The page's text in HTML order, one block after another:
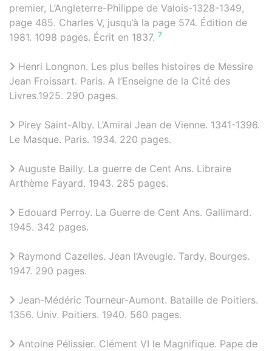
premier, L’Angleterre-Philippe de Valois-1328-1349,
page 485. Charles V, jusqu’à la page 574. Édition de
1981. 1098 pages. Écrit en 1837. 7
Henri Longnon. Les plus belles histoires de Messire
Jean Froissart. Paris. A l’Enseigne de la Cité des
Livres.1925. 290 pages.
Pirey Saint-Alby. L’Amiral Jean de Vienne. 1341-1396.
Le Masque. Paris. 1934. 220 pages.
Auguste Bailly. La guerre de Cent Ans. Libraire
Arthème Fayard. 1943. 285 pages.
Edouard Perroy. La Guerre de Cent Ans. Gallimard.
1945. 342 pages.
Raymond Cazelles. Jean l’Aveugle. Tardy. Bourges.
1947. 290 pages.
Jean-Médéric Tourneur-Aumont. Bataille de Poitiers.
1356. Univ. Poitiers. 1940. 560 pages.
Antoine Pélissier. Clément VI le Magnifique. Pape de